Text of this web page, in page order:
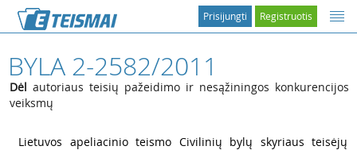
Registruotis
Prisijungti
BYLA 2-2582/2011
Dėl autoriaus teisių pažeidimo ir nesąžiningos konkurencijos
veiksmų
Lietuvos apeliacinio teismo Civilinių bylų skyriaus teisėjų